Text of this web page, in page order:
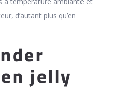
d’autant plus qu’en
jelly